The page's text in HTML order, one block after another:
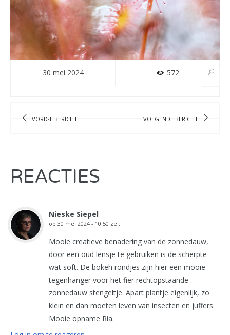
30 mei 2024 572
VORIGE BERICHT VOLGENDE BERICHT
REACTIES
Nieske Siepel
op 30 mei 2024 - 10:50 zei:
Mooie creatieve benadering van de zonnedauw,
door een oud lensje te gebruiken is de scherpte
wat soft. De bokeh rondjes zijn hier een mooie
tegenhanger voor het fier rechtopstaande
zonnedauw stengeltje. Apart plantje eigenlijk, zo
klein en dan moeten leven van insecten en juffers.
Mooie opname Ria.